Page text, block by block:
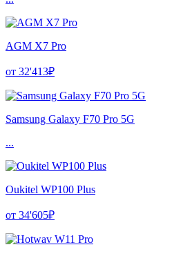
AGM X7 Pro
от 32'413₽
Samsung Galaxy F70 Pro 5G
...
Oukitel WP100 Plus
от 34'605₽